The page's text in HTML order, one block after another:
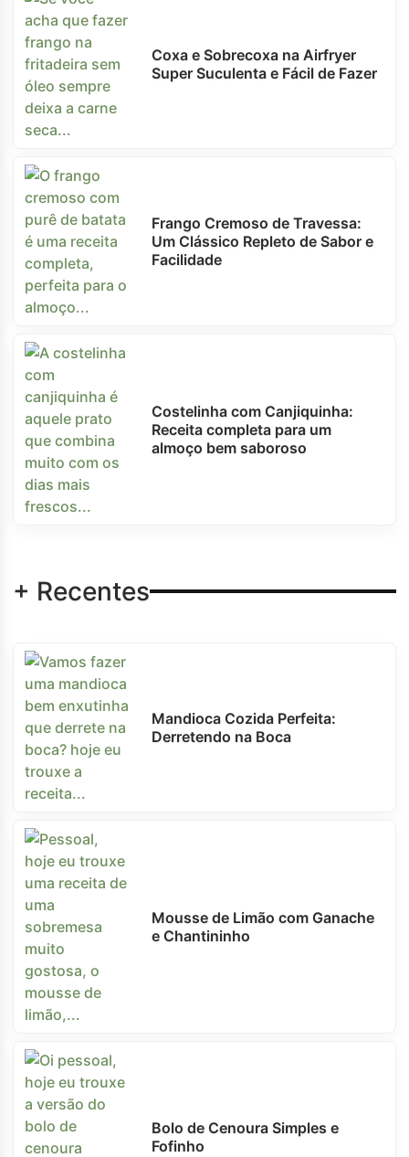
Coxa e Sobrecoxa na Airfryer
Super Suculenta e Fácil de Fazer
Frango Cremoso de Travessa:
Um Clássico Repleto de Sabor e
Facilidade
Costelinha com Canjiquinha:
Receita completa para um
almoço bem saboroso
+ Recentes
Mandioca Cozida Perfeita:
Derretendo na Boca
Mousse de Limão com Ganache
e Chantininho
Bolo de Cenoura Simples e
Fofinho